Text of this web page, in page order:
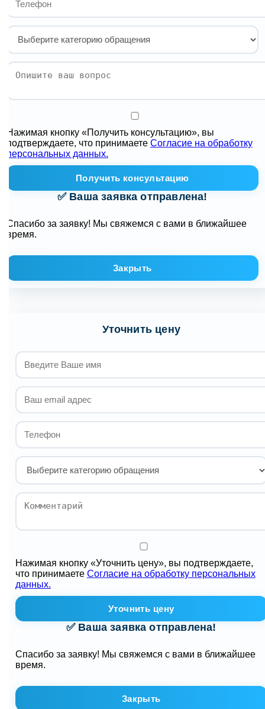
кнопку «Получить консультацию», вы
что принимаетеСогласие на обработку
данных.
Получить консультацию
✅ Ваша заявка отправлена!
за заявку! Мы свяжемся с вами в ближайшее
Закрыть
Уточнить цену
Нажимая кнопку «Уточнить цену», вы подтверждаете,
что принимаетеСогласие на обработку персональных
данных.
Уточнить цену
✅ Ваша заявка отправлена!
Спасибо за заявку! Мы свяжемся с вами в ближайшее
время.
Закрыть